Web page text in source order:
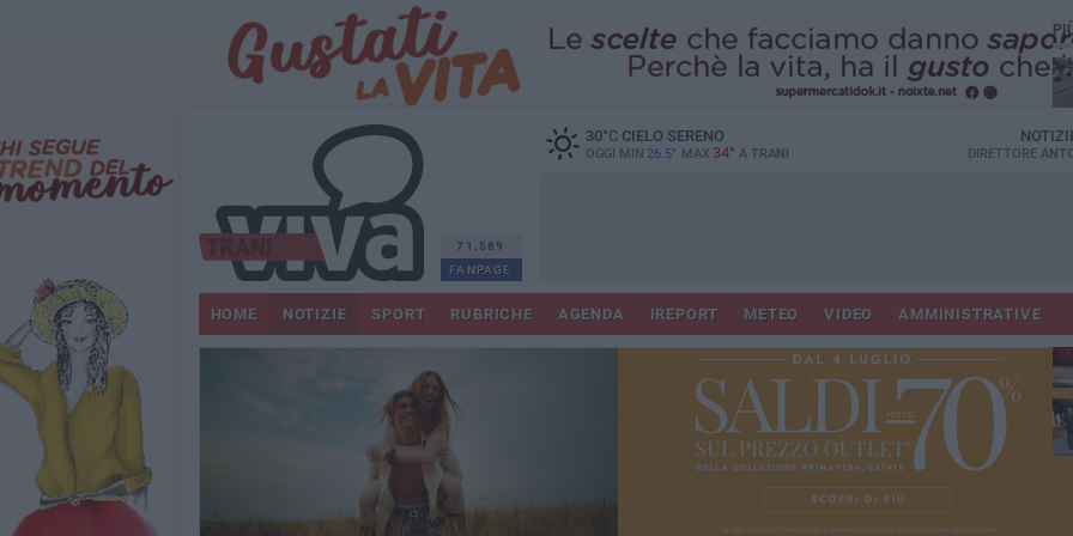
71.589
FANPAGE
30°CCIELO SERENO
OGGI MIN 26.5° MAX 34° A TRANI DIRETTORE
HOME NOTIZIE SPORT RUBRICHE AGENDA IREPORT METEO VIDEO AMMINISTRATIVE